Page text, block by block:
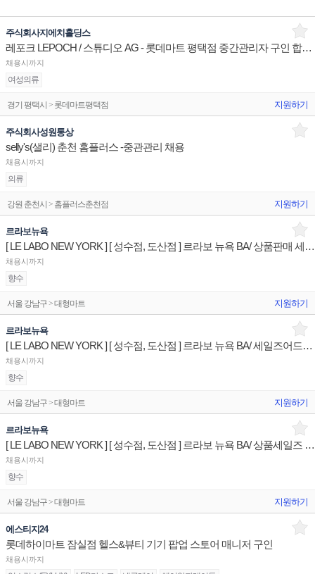
주식회사지에치홀딩스
레포크 LEPOCH / 스튜디오 AG - 롯데마트 평택점 중간관리자 구인 합니다.
채용시까지
여성의류
경기 평택시 > 롯데마트평택점 지원하기
주식회사성원통상
selly's(샐리) 춘천 홈플러스 -중관관리 채용
채용시까지
의류
강원 춘천시 > 홈플러스춘천점 지원하기
르라보뉴욕
[ LE LABO NEW YORK ] [ 성수점, 도산점 ] 르라보 뉴욕 BA/ 상품판매 세일즈 전문직원
채용시까지
향수
서울 강남구 > 대형마트 지원하기
르라보뉴욕
[ LE LABO NEW YORK ] [ 성수점, 도산점 ] 르라보 뉴욕 BA/ 세일즈어드민 판매전문직원
채용시까지
향수
서울 강남구 > 대형마트 지원하기
르라보뉴욕
[ LE LABO NEW YORK ] [ 성수점, 도산점 ] 르라보 뉴욕 BA/ 상품세일즈 전문판매사원
채용시까지
향수
서울 강남구 > 대형마트 지원하기
에스티지24
롯데하이마트 잠실점 헬스&뷰티 기기 팝업 스토어 매니저 구인
채용시까지